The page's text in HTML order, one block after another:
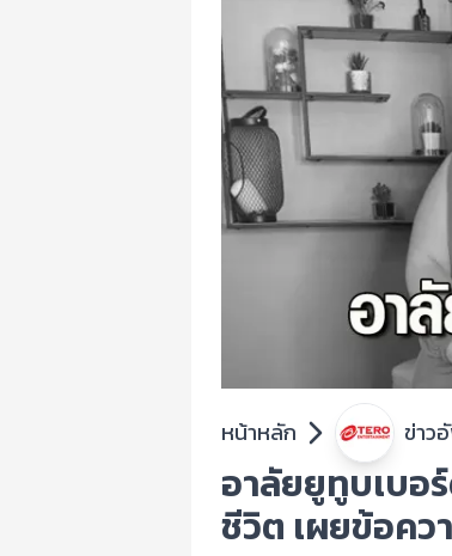
หน้าหลัก ข่าว
อาลัยยูทูบเบอ
ชีวิต เผยข้อคว